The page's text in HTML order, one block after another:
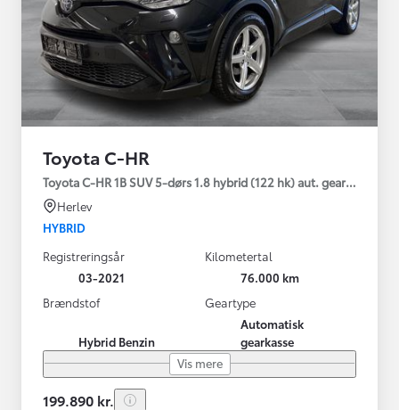
Toyota C-HR
Toyota C-HR 1B SUV 5-dørs 1.8 hybrid (122 hk) aut. gear C-LUB -
Herlev
HYBRID
Registreringsår
03-2021
Kilometertal
76.000 km
Brændstof
Hybrid Benzin
Geartype
Automatisk
gearkasse
Vis mere
199.890 kr.